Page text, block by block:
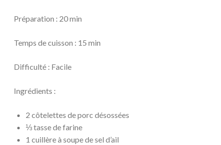
Préparation : 20 min
Temps de cuisson : 15 min
Difficulté : Facile
Ingrédients :
2 côtelettes de porc désossées
⅓ tasse de farine
1 cuillère à soupe de sel d’ail